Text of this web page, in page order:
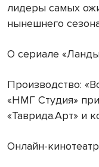
лидеры самых
нынешнего
О сериале
Производство:
«НМГ Студия»
«Таврида.Арт» и
Онлайн-